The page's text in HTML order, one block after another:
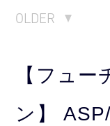
OLDER
【フュー
ン】